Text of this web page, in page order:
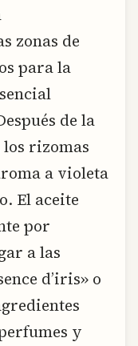
zonas de
para la
de la
los rizomas
a violeta
El aceite
por
a las
d’iris» o
y